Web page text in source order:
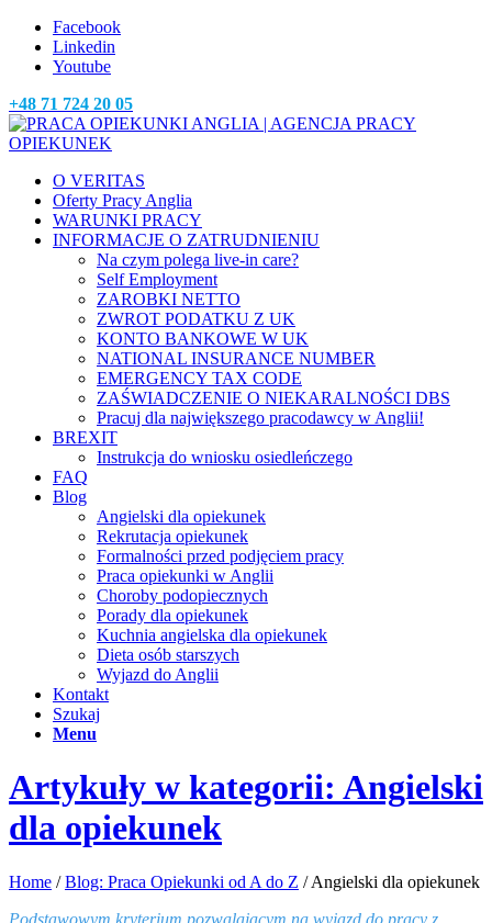
Facebook
Linkedin
Youtube
+48 71 724 20 05
O VERITAS
Oferty Pracy Anglia
WARUNKI PRACY
INFORMACJE O ZATRUDNIENIU
Na czym polega live-in care?
Self Employment
ZAROBKI NETTO
ZWROT PODATKU Z UK
KONTO BANKOWE W UK
NATIONAL INSURANCE NUMBER
EMERGENCY TAX CODE
ZAŚWIADCZENIE O NIEKARALNOŚCI DBS
Pracuj dla największego pracodawcy w Anglii!
BREXIT
Instrukcja do wniosku osiedleńczego
FAQ
Blog
Angielski dla opiekunek
Rekrutacja opiekunek
Formalności przed podjęciem pracy
Praca opiekunki w Anglii
Choroby podopiecznych
Porady dla opiekunek
Kuchnia angielska dla opiekunek
Dieta osób starszych
Wyjazd do Anglii
Kontakt
Szukaj
Menu
Artykuły w kategorii: Angielski
dla opiekunek
Home / Blog: Praca Opiekunki od A do Z / Angielski dla opiekunek
Podstawowym kryterium pozwalającym na wyjazd do pracy z